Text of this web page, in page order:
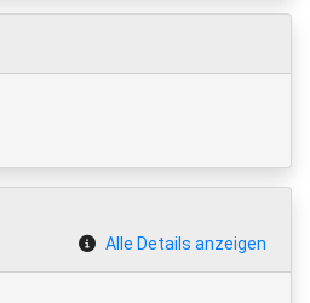
Alle Details anzeigen